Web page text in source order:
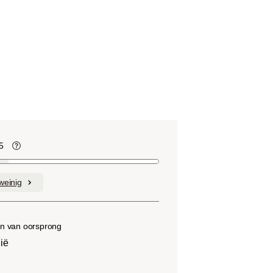
Koffiebonen bevatten, net als veel ander
voedsel, zuren. De zuurgraad hangt af
herkomst en vooral het brandproces.
van oorsprong